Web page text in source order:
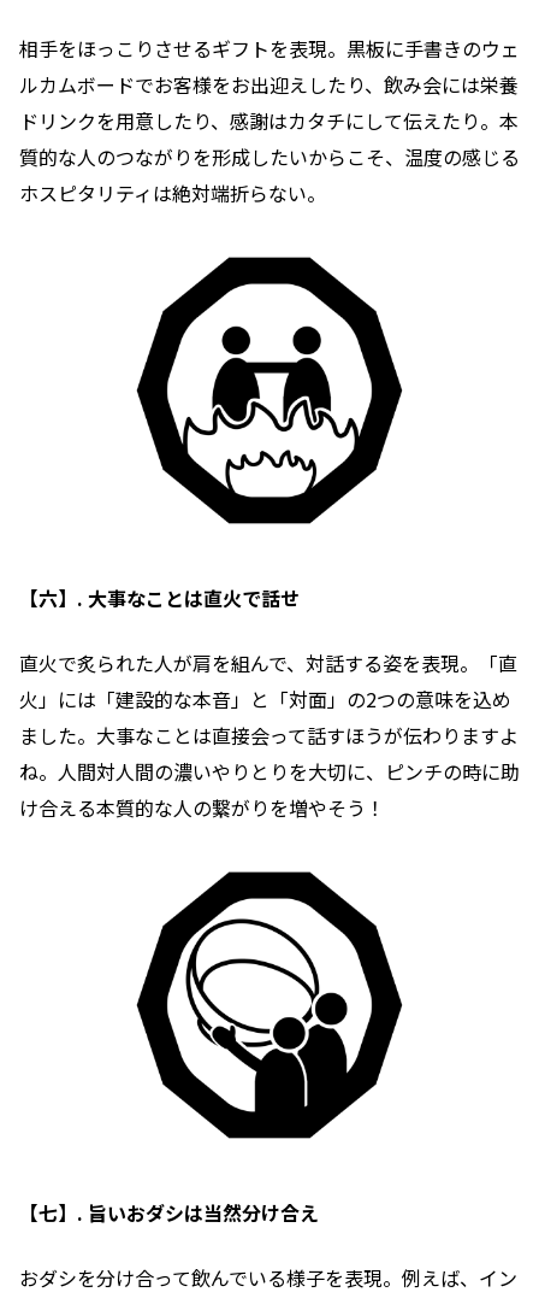
相手をほっこりさせるギフトを表現。黒板に手書きのウェ
ルカムボードでお客様をお出迎えしたり、飲み会には栄養
ドリンクを用意したり、感謝はカタチにして伝えたり。本
質的な人のつながりを形成したいからこそ、温度の感じる
ホスピタリティは絶対端折らない。
【六】. 大事なことは直火で話せ
直火で炙られた人が肩を組んで、対話する姿を表現。「直
火」には「建設的な本音」と「対面」の2つの意味を込め
ました。大事なことは直接会って話すほうが伝わりますよ
ね。人間対人間の濃いやりとりを大切に、ピンチの時に助
け合える本質的な人の繋がりを増やそう ！
【七】. 旨いおダシは当然分け合え
おダシを分け合って飲んでいる様子を表現。例えば、イン